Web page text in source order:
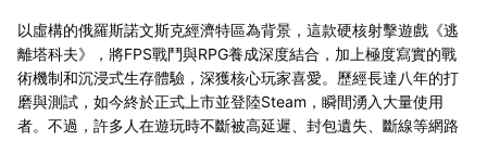
以虛構的俄羅斯諾文斯克經濟特區為背景，這款硬核射擊遊戲《逃
離塔科夫》，將FPS戰鬥與RPG養成深度結合，加上極度寫實的戰
術機制和沉浸式生存體驗，深獲核心玩家喜愛。歷經長達八年的打
磨與測試，如今終於正式上市並登陸Steam，瞬間湧入大量使用
者。不過，許多人在遊玩時不斷被高延遲、封包遺失、斷線等網路